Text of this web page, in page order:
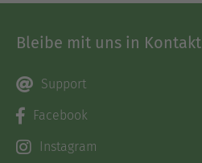
Bleibe mit uns in Kontakt
Support
Facebook
Instagram